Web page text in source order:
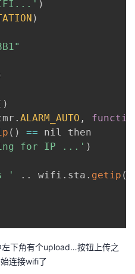
)
)
)
. ALARM_AUTO ,
( ) == nil then
for IP ...' )
' . . wifi . sta . getip (
下角有个upload…按钮上传之
连接wifi了